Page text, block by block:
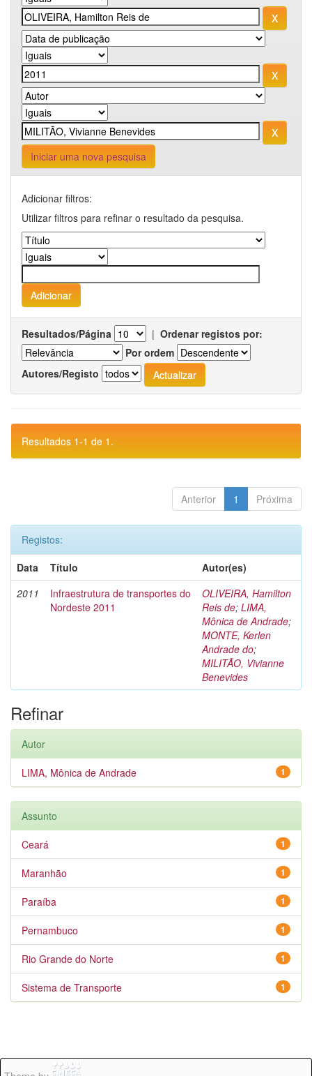
Iniciar uma nova pesquisa
Adicionar filtros:
Utilizar filtros para refinar o resultado da pesquisa.
Resultados/Página | Ordenar registos por:
Por ordem
Autores/Registo
Resultados 1-1 de 1.
Anterior 1 Próxima
Registos:
Data
Título
Autor(es)
2011
Infraestrutura de transportes do
Nordeste 2011
OLIVEIRA, Hamilton
Reis de; LIMA,
Mônica de Andrade;
MONTE, Kerlen
Andrade do;
MILITÃO, Vivianne
Benevides
Refinar
Autor
1
LIMA, Mônica de Andrade
Assunto
1
Ceará
1
Maranhão
1
Paraíba
1
Pernambuco
1
Rio Grande do Norte
1
Sistema de Transporte